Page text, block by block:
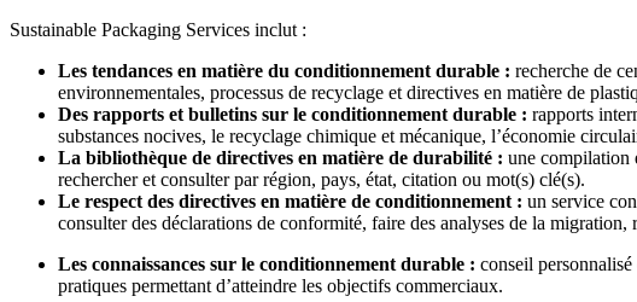
Sustainable Packaging Services inclut :
Les tendances en matière du conditionnement durable : recherche de
environnementales, processus de recyclage et directives en matière de
Des rapports et bulletins sur le conditionnement durable : rapports
substances nocives, le recyclage chimique et mécanique, l’économie
La bibliothèque de directives en matière de durabilité : une compilation
rechercher et consulter par région, pays, état, citation ou mot(s) clé(s).
Le respect des directives en matière de conditionnement : un service
consulter des déclarations de conformité, faire des analyses de la
Les connaissances sur le conditionnement durable : conseil
pratiques permettant d’atteindre les objectifs commerciaux.